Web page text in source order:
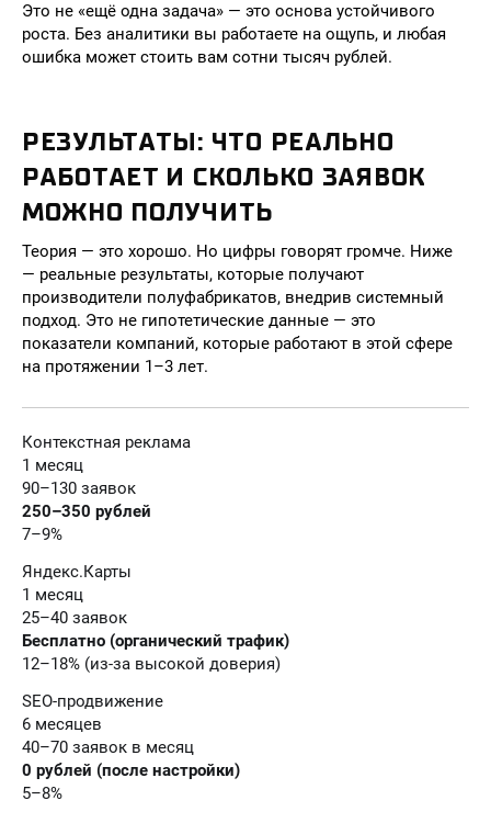
Это не «ещё одна задача» — это основа устойчивого
роста. Без аналитики вы работаете на ощупь, и любая
ошибка может стоить вам сотни тысяч рублей.
РЕЗУЛЬТАТЫ: ЧТО РЕАЛЬНО
РАБОТАЕТ И СКОЛЬКО ЗАЯВОК
МОЖНО ПОЛУЧИТЬ
Теория — это хорошо. Но цифры говорят громче. Ниже
— реальные результаты, которые получают
производители полуфабрикатов, внедрив системный
подход. Это не гипотетические данные — это
показатели компаний, которые работают в этой сфере
на протяжении 1–3 лет.
Контекстная реклама
1 месяц
90–130 заявок
250–350 рублей
7–9%
Яндекс.Карты
1 месяц
25–40 заявок
Бесплатно (органический трафик)
12–18% (из-за высокой доверия)
SEO-продвижение
6 месяцев
40–70 заявок в месяц
0 рублей (после настройки)
5–8%